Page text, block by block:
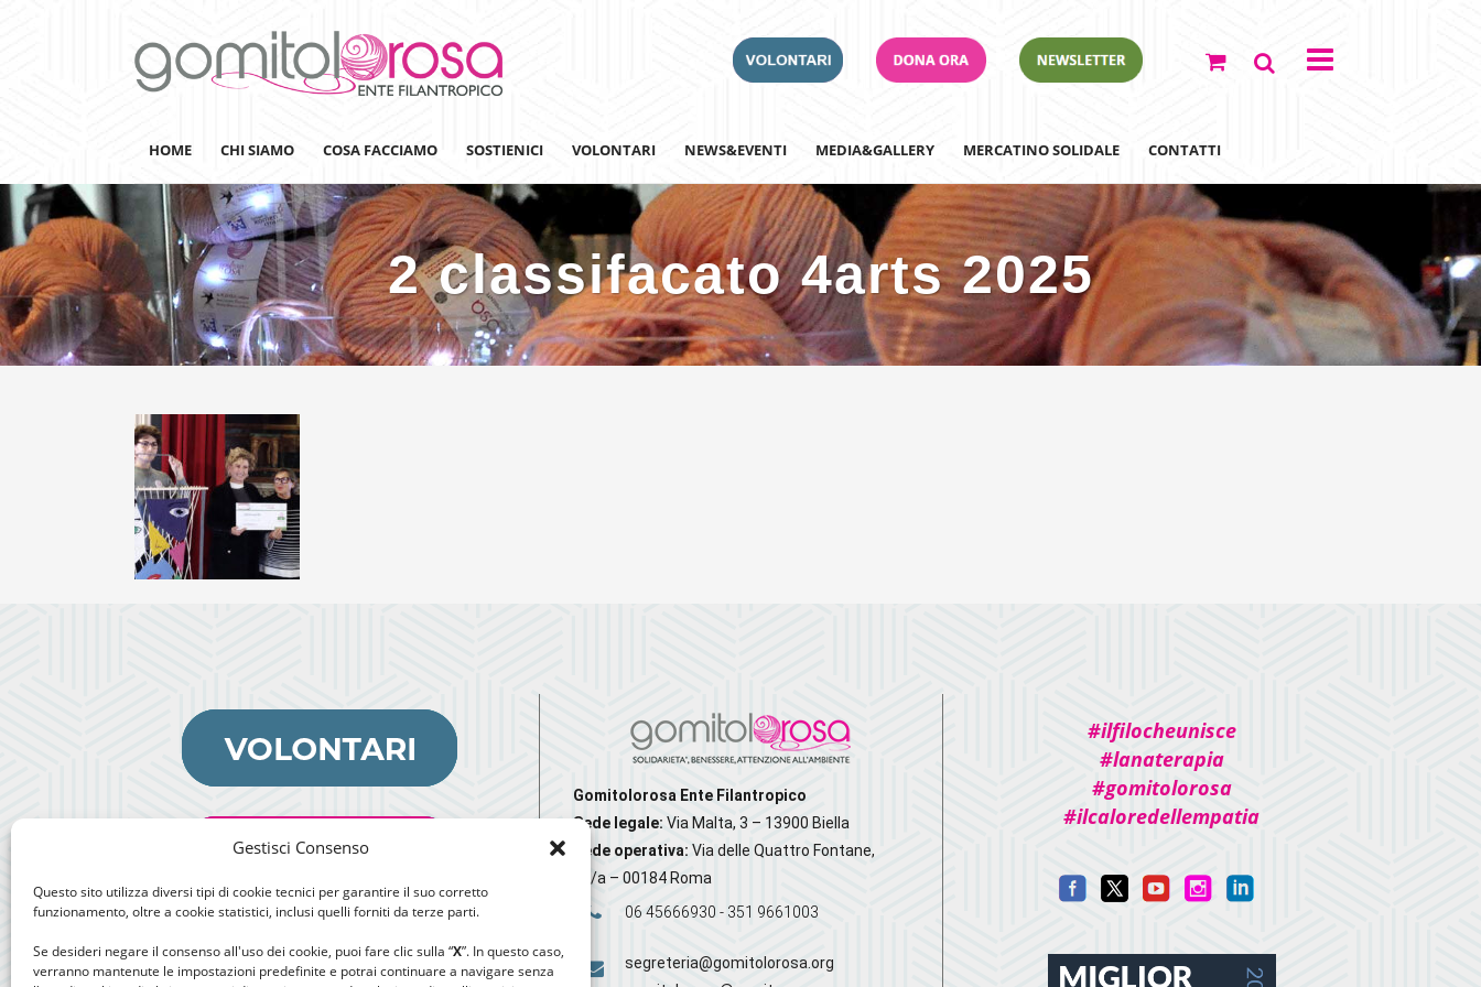
Gestisci Consenso
Questo sito utilizza diversi tipi di cookie tecnici per garantire il suo corretto
funzionamento, oltre a cookie statistici, inclusi quelli forniti da terze parti.
Se desideri negare il consenso all'uso dei cookie, puoi fare clic sulla “X”. In questo caso,
verranno mantenute le impostazioni predefinite e potrai continuare a navigare senza
HOME CHI SIAMO COSA FACCIAMO
Lanaterapia
Ricerca
Sensibilizzazione
SOSTIENICI
Adotta un Ospedale
Team Building
VOLONTARI NEWS&EVENTI MEDIA&GALLERY MERCATINO SOLIDALE CONTATTI
2 classifacato 4arts 2025
Gomitolorosa Ente Filantropico
Sede legale: Via Malta, 3 – 13900 Biella
Sede operativa: Via delle Quattro Fontane,
20/a – 00184 Roma
06 45666930 - 351 9661003
segreteria@gomitolorosa.org
#ilfilocheunisce
#lanaterapia
#gomitolorosa
#ilcaloredellempatia